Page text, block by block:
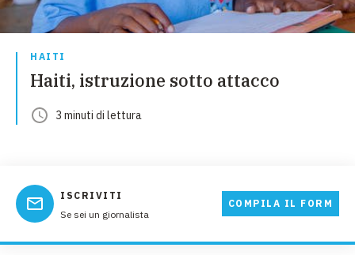
HAITI
Haiti, istruzione sotto attacco
3 minuti di lettura
ISCRIVITI
Se sei un giornalista
COMPILA IL FORM